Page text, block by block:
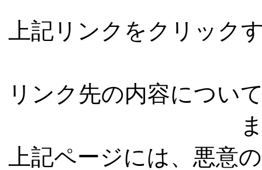
上記リンクをクリック
リンク先の内容につい
上記ページには、悪意